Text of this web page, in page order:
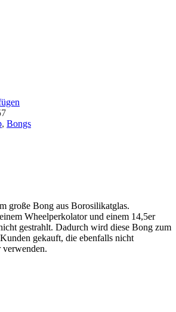
, Bongs
große Bong aus Borosilikatglas.
Wheelperkolator und einem 14,5er
gestrahlt. Dadurch wird diese Bong zum
gekauft, die ebenfalls nicht
verwenden.